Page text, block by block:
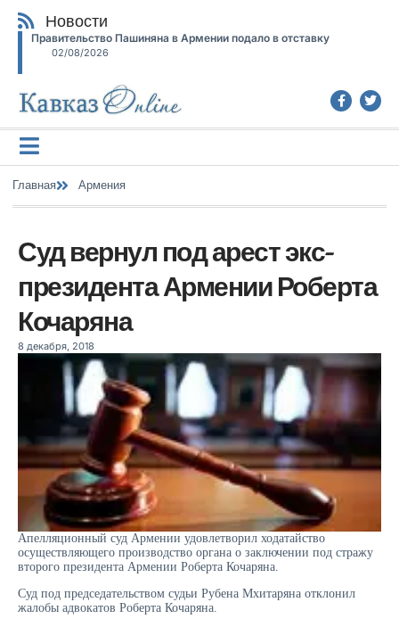
Новости
Правительство Пашиняна в Армении подало в отставку
02/08/2026
Главная Армения
Суд вернул под арест экс-
президента Армении Роберта
Кочаряна
8 декабря, 2018
Апелляционный суд Армении удовлетворил ходатайство
осуществляющего производство органа о заключении под стражу
второго президента Армении Роберта Кочаряна.
Суд под председательством судьи Рубена Мхитаряна отклонил
жалобы адвокатов Роберта Кочаряна.